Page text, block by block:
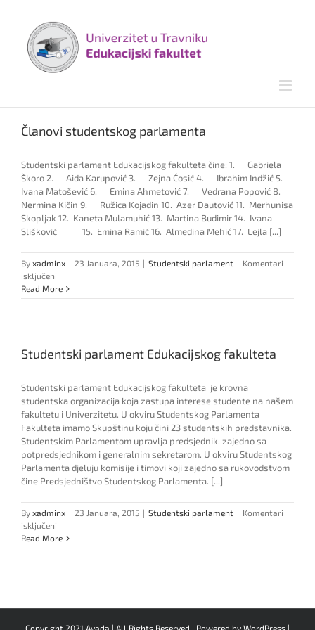
content
Članovi studentskog parlamenta
Studentski parlament Edukacijskog fakulteta čine: 1. Gabriela
Škoro 2. Aida Karupović 3. Zejna Ćosić 4. Ibrahim Indžić 5.
Ivana Matošević 6. Emina Ahmetović 7. Vedrana Popović 8.
Nermina Kičin 9. Ružica Kojadin 10. Azer Dautović 11. Merhunisa
Skopljak 12. Kaneta Mulamuhić 13. Martina Budimir 14. Ivana
Slišković 15. Emina Ramić 16. Almedina Mehić 17. Lejla [...]
By xadminx | 23 Januara, 2015 | Studentski parlament | Komentari
isključeni
Članovi
studentskog
Read More
Studentski parlament Edukacijskog fakulteta
Studentski parlament Edukacijskog fakulteta je krovna
studentska organizacija koja zastupa interese studente na našem
fakultetu i Univerzitetu. U okviru Studentskog Parlamenta
Fakulteta imamo Skupštinu koju čini 23 studentskih predstavnika.
Studentskim Parlamentom upravlja predsjednik, zajedno sa
potpredsjednikom i generalnim sekretarom. U okviru Studentskog
Parlamenta djeluju komisije i timovi koji zajedno sa rukovodstvom
čine Predsjedništvo Studentskog Parlamenta. [...]
By xadminx | 23 Januara, 2015 | Studentski parlament | Komentari
isključeni
Studentski
parlament
Read More
Copyright 2021 Avada | All Rights Reserved | Powered by WordPress |